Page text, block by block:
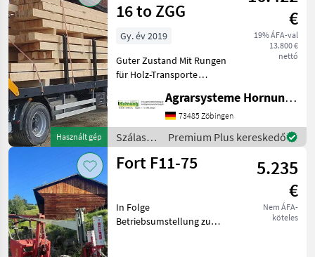
Használt gép
16 to ZGG
€
19% ÁFA-val
13.800 €
nettó
Gy. év 2019
Guter Zustand Mit Rungen
für Holz-Transporte
einfach melden Thomas
0171 80 89 838
Szálastakarmány
betakarítók Bálaszállító
kocsi
Agrarsysteme Hornung GmbH & Co. KG
73485 Zöbingen
Szálastakarmány
betakarítók
/
Premium Plus kereskedő
Fort F11-75
5.235
€
Nem ÁFA-
köteles
In Folge
Betriebsumstellung zu